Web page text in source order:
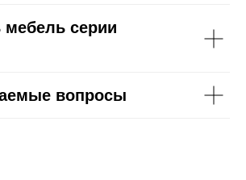
мебель серии
вопросы